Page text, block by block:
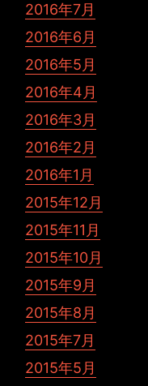
2016年7月
2016年6月
2016年5月
2016年4月
2016年3月
2016年2月
2016年1月
2015年12月
2015年11月
2015年10月
2015年9月
2015年8月
2015年7月
2015年5月